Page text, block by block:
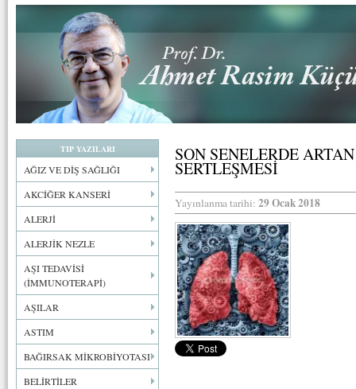
TIP YAZILARI
AĞIZ VE DİŞ SAĞLIĞI
AKCİĞER KANSERİ
ALERJİ
ALERJİK NEZLE
AŞI TEDAVİSİ
(İMMUNOTERAPİ)
AŞILAR
ASTIM
BAĞIRSAK MİKROBİYOTASI
BELİRTİLER
SON SENELERDE
SERTLEŞMESİ
Yayınlanma tarihi: 29 Ocak 2018